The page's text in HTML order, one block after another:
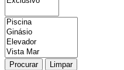
Procurar Limpar